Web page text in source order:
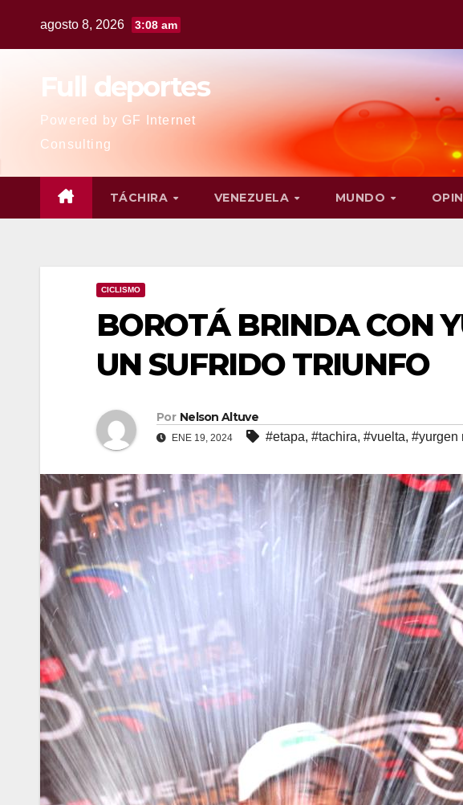
agosto 8, 2026 3:08 am
Full deportes
Powered by GF Internet
Consulting
TÁCHIRA VENEZUELA MUNDO
CICLISMO
BOROTÁ BRINDA CON
UN SUFRIDO TRIUNFO
Por Nelson Altuve
ENE 19, 2024 #etapa, #tachira, #vuelta, #yurgen